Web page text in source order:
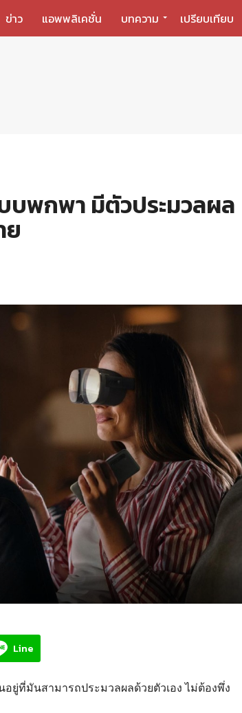
ข่าว แอพพลิเคชั่น บทความ เปรียบเทียบ
บพกพา มีตัวประมวลผล
ย
Line
อยู่ที่มันสามารถประมวลผลด้วยตัวเอง ไม่ต้องพึ่ง